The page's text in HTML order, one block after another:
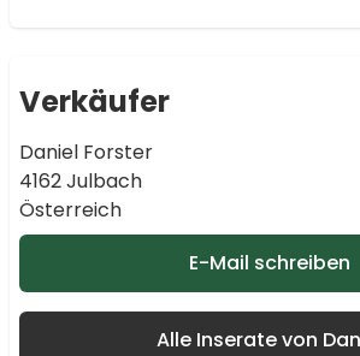
Verkäufer
Daniel Forster
4162 Julbach
Österreich
E-Mail schreiben
Alle Inserate von